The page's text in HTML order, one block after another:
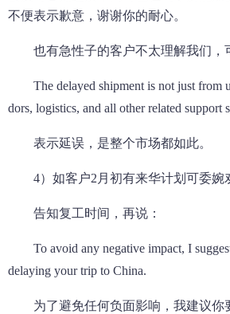
不便表示歉意，谢谢你的耐心。
也有急性子的客户不太理解我们，
The delayed shipment is not just from
dors, logistics, and all other related support
表示延误，是整个市场都如此。
4）如客户2月初有来华计划可委婉
告知复工时间，再说：
To avoid any negative impact, I
delaying your trip to China.
为了避免任何负面影响，我建议你